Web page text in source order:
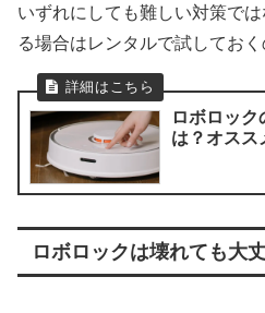
いずれにしても難しい対策で
る場合はレンタルで試しておく
ロボロック
は？オスス
ロボロックは壊れても大